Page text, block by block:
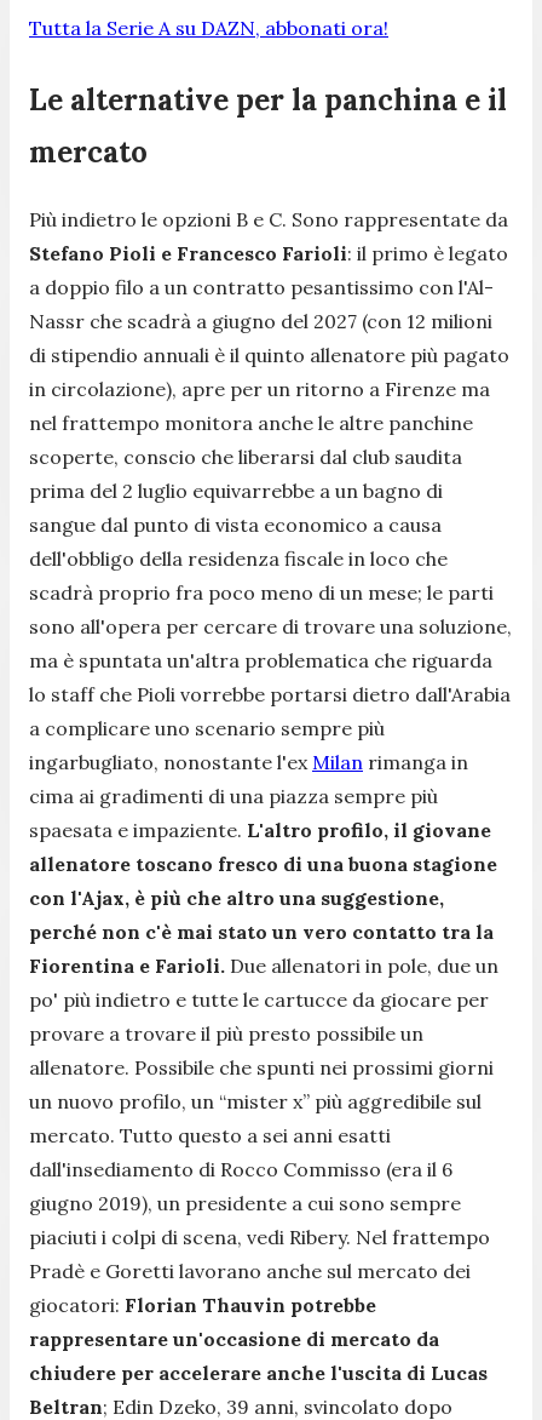
Tutta la Serie A su DAZN, abbonati ora!
Le alternative per la panchina e il
mercato
Più indietro le opzioni B e C. Sono rappresentate da
Stefano Pioli e Francesco Farioli: il primo è legato
a doppio filo a un contratto pesantissimo con l'Al-
Nassr che scadrà a giugno del 2027 (con 12 milioni
di stipendio annuali è il quinto allenatore più pagato
in circolazione), apre per un ritorno a Firenze ma
nel frattempo monitora anche le altre panchine
scoperte, conscio che liberarsi dal club saudita
prima del 2 luglio equivarrebbe a un bagno di
sangue dal punto di vista economico a causa
dell'obbligo della residenza fiscale in loco che
scadrà proprio fra poco meno di un mese; le parti
sono all'opera per cercare di trovare una soluzione,
ma è spuntata un'altra problematica che riguarda
lo staff che Pioli vorrebbe portarsi dietro dall'Arabia
a complicare uno scenario sempre più
ingarbugliato, nonostante l'ex Milan rimanga in
cima ai gradimenti di una piazza sempre più
spaesata e impaziente. L'altro profilo, il giovane
allenatore toscano fresco di una buona stagione
con l'Ajax, è più che altro una suggestione,
perché non c'è mai stato un vero contatto tra la
Fiorentina e Farioli. Due allenatori in pole, due un
po' più indietro e tutte le cartucce da giocare per
provare a trovare il più presto possibile un
allenatore. Possibile che spunti nei prossimi giorni
un nuovo profilo, un “mister x” più aggredibile sul
mercato. Tutto questo a sei anni esatti
dall'insediamento di Rocco Commisso (era il 6
giugno 2019), un presidente a cui sono sempre
piaciuti i colpi di scena, vedi Ribery. Nel frattempo
Pradè e Goretti lavorano anche sul mercato dei
giocatori: Florian Thauvin potrebbe
rappresentare un'occasione di mercato da
chiudere per accelerare anche l'uscita di Lucas
Beltran; Edin Dzeko, 39 anni, svincolato dopo